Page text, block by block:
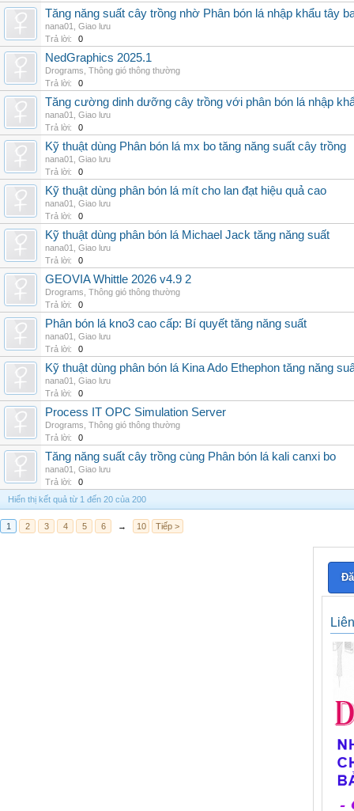
Tăng năng suất cây trồng nhờ Phân bón lá nhập khẩu tây
nana01
Giao lưu
Trả lời:
0
NedGraphics 2025.1
Drograms Thông gió thông thường
Trả lời:
0
Tăng cường dinh dưỡng cây trồng với phân bón lá nhập
nana01
Giao lưu
Trả lời:
0
Kỹ thuật dùng Phân bón lá mx bo tăng năng suất cây trồng
nana01
Giao lưu
Trả lời:
0
Kỹ thuật dùng phân bón lá mít cho lan đạt hiệu quả cao
nana01
Giao lưu
Trả lời:
0
Kỹ thuật dùng phân bón lá Michael Jack tăng năng suất
nana01
Giao lưu
Trả lời:
0
GEOVIA Whittle 2026 v4.9 2
Drograms Thông gió thông thường
Trả lời:
0
Phân bón lá kno3 cao cấp: Bí quyết tăng năng suất
nana01
Giao lưu
Trả lời:
0
Kỹ thuật dùng phân bón lá Kina Ado Ethephon tăng năng
nana01
Giao lưu
Trả lời:
0
Process IT OPC Simulation Server
Drograms Thông gió thông thường
Trả lời:
0
Tăng năng suất cây trồng cùng Phân bón lá kali canxi bo
nana01
Giao lưu
Trả lời:
0
Hiển thị kết quả từ 1 đến 20 của 200
1 2 3 4 5 6 → 10 Tiếp >